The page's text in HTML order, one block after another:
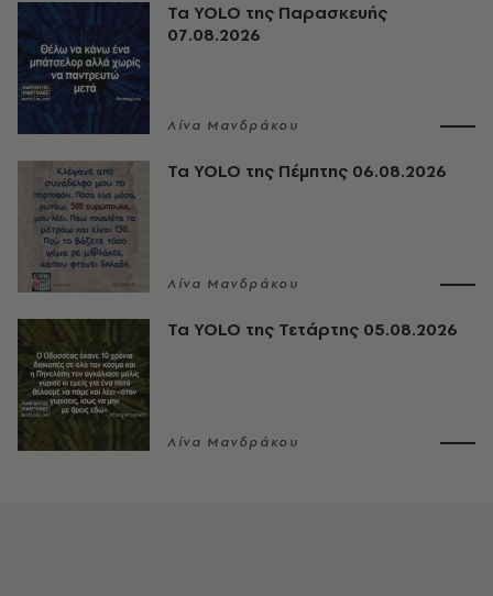
Τα YOLO της Παρασκευής
07.08.2026
Λίνα Μανδράκου
Τα YOLO της Πέμπτης 06.08.2026
Λίνα Μανδράκου
Τα YOLO της Τετάρτης 05.08.2026
Λίνα Μανδράκου